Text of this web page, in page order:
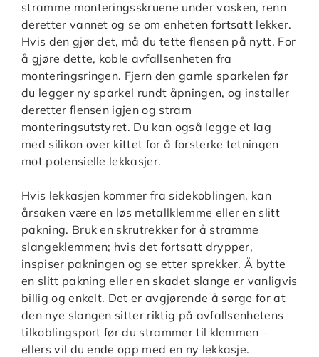
stramme monteringsskruene under vasken, renn
deretter vannet og se om enheten fortsatt lekker.
Hvis den gjør det, må du tette flensen på nytt. For
å gjøre dette, koble avfallsenheten fra
monteringsringen. Fjern den gamle sparkelen før
du legger ny sparkel rundt åpningen, og installer
deretter flensen igjen og stram
monteringsutstyret. Du kan også legge et lag
med silikon over kittet for å forsterke tetningen
mot potensielle lekkasjer.
Hvis lekkasjen kommer fra sidekoblingen, kan
årsaken være en løs metallklemme eller en slitt
pakning. Bruk en skrutrekker for å stramme
slangeklemmen; hvis det fortsatt drypper,
inspiser pakningen og se etter sprekker. Å bytte
en slitt pakning eller en skadet slange er vanligvis
billig og enkelt. Det er avgjørende å sørge for at
den nye slangen sitter riktig på avfallsenhetens
tilkoblingsport før du strammer til klemmen –
ellers vil du ende opp med en ny lekkasje.